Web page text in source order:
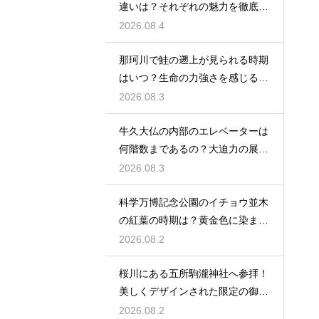
違いは？それぞれの魅力を徹底解
説する
2026.08.4
那珂川で鮭の遡上が見られる時期
はいつ？生命の力強さを感じる秋
の風物詩
2026.08.3
牛久大仏の内部のエレベーターは
何階数まであるの？大迫力の展望
を満喫
2026.08.3
科学万博記念公園のイチョウ並木
の紅葉の時期は？黄金色に染まる
秋の絶景
2026.08.2
桜川にある五所駒瀧神社へ参拝！
美しくデザインされた限定の御朱
印の魅力
2026.08.2